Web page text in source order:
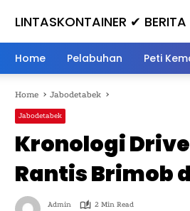
LINTASKONTAINER ✔ BERITA
INI
Home Pelabuhan Peti
Home Jabodetabek
Jabodetabek
Kronologi
Rantis Brimob
Admin
2 Min Read